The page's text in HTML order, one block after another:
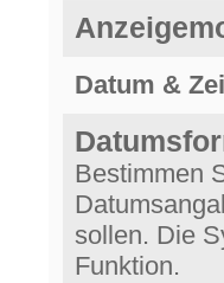
Datum &
Bestimmen
sollen. Die
Funktion.